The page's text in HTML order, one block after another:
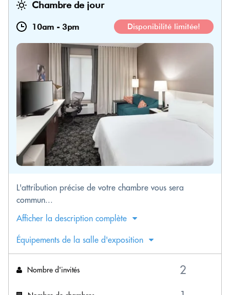
Chambre de jour
10am - 3pm Disponibilité limitée!
L'attribution précise de votre chambre vous sera
commun...
Afficher la description complète
Équipements de la salle d'exposition
Nombre d'invités